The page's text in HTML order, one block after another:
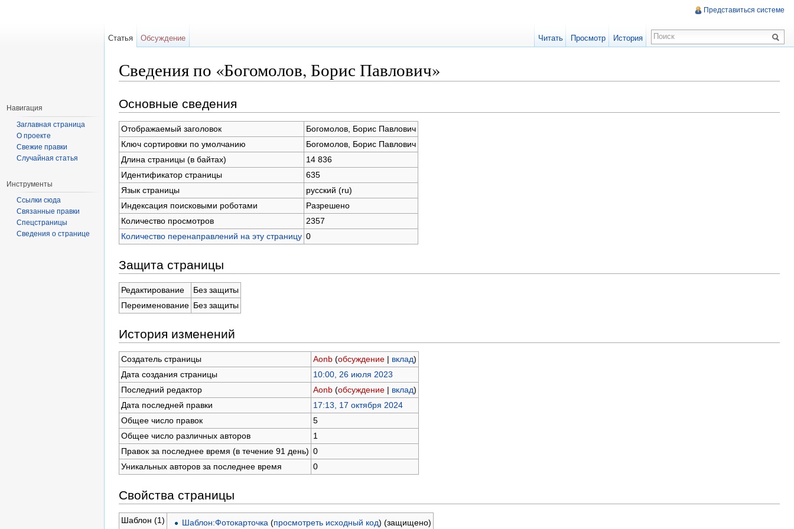
Сведения по «Богомолов, Борис Павлович»
Основные сведения
Отображаемый заголовок
Богомолов, Борис Павлович
Ключ сортировки по умолчанию
Богомолов, Борис Павлович
Длина страницы (в байтах)
14 836
Идентификатор страницы
635
Язык страницы
русский (ru)
Индексация поисковыми роботами
Разрешено
Количество просмотров
2357
Количество перенаправлений на эту страницу 0
Защита страницы
Редактирование
Без защиты
Переименование Без защиты
История изменений
Создатель страницы Aonb (обсуждение| вклад)
Дата создания страницы
10:00, 26 июля 2023
Последний редактор
Aonb (обсуждение| вклад)
Дата последней правки
17:13, 17 октября 2024
Общее число правок
5
Общее число различных авторов
1
Правок за последнее время (в течение 91 день) 0
Уникальных авторов за последнее время
0
Свойства страницы
Шаблон (1) Шаблон:Фотокарточка (просмотреть исходный код) (защищено)
Представиться системе
Статья Обсуждение Читать Просмотр История
Навигация
Заглавная страница
О проекте
Свежие правки
Случайная статья
Инструменты
Ссылки сюда
Связанные правки
Спецстраницы
Сведения о странице